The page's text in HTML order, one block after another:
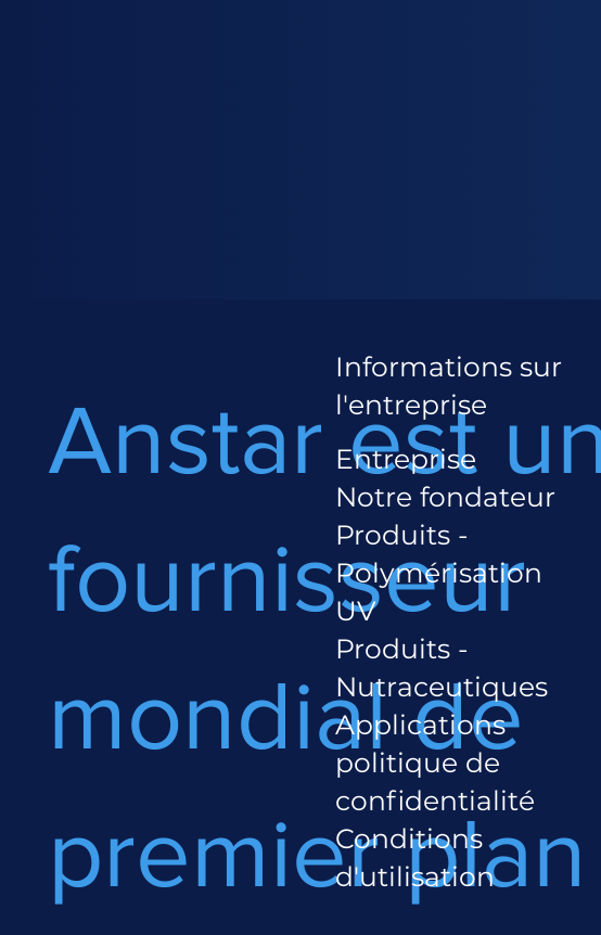
Anstar est
fournisseur
mondial de
premier plan
Informations sur
l'entreprise
Entreprise
Notre fondateur
Produits -
Polymérisation
UV
Produits -
Nutraceutiques
Applications
politique de
confidentialité
Conditions
d'utilisation